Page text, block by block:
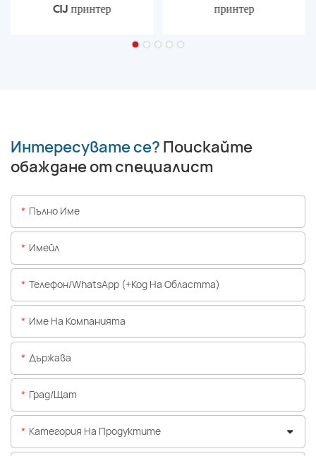
CIJ принтер
принтер
Интересувате се? Поискайте
обаждане от специалист
Пълно Име
Имейл
Телефон/WhatsApp (+Код На Областта)
Име На Компанията
Държава
Град/щат
Категория На Продуктите